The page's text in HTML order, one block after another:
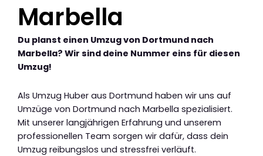
Marbella
Du planst einen Umzug von Dortmund nach
Marbella? Wir sind deine Nummer eins für diesen
Umzug!
Als Umzug Huber aus Dortmund haben wir uns auf
Umzüge von Dortmund nach Marbella spezialisiert.
Mit unserer langjährigen Erfahrung und unserem
professionellen Team sorgen wir dafür, dass dein
Umzug reibungslos und stressfrei verläuft.